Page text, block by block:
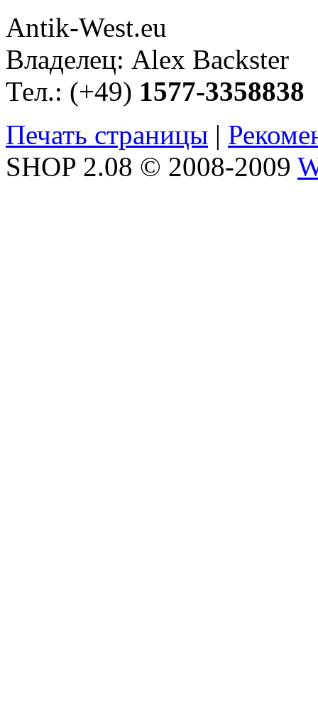
Antik-West.eu
Владелец: Alex Backster
Тел.: (+49) 1577-3358838
Печать страницы |
SHOP 2.08 © 2008-2009